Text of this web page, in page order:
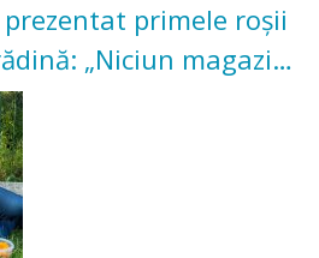
prezentat primele roșii
„Niciun magazin
această satisfacție”